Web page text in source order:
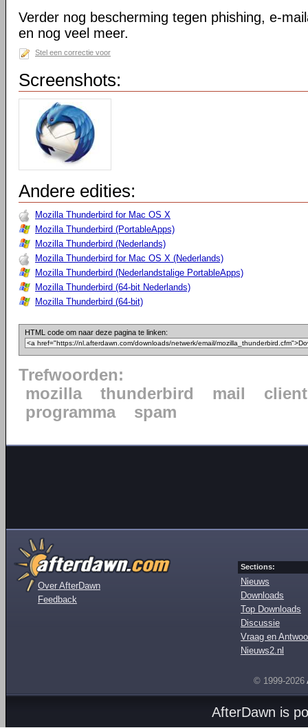
Verder nog bescherming tegen phishing, e-
en nog veel meer.
Stel een correctie voor
Screenshots:
Andere edities:
Mozilla Thunderbird for Mac OS X
Mozilla Thunderbird (PortableApps)
Mozilla Thunderbird (Nederlands)
Mozilla Thunderbird for Mac OS X (Nederlands)
Mozilla Thunderbird (Nederlandstalige PortableApps)
Mozilla Thunderbird (64-bit Nederlands)
Mozilla Thunderbird (64-bit)
HTML code om naar deze pagina te linken:
Trefwoorden:
mozilla
thunderbird mail
client
programma
spam
Over AfterDawn
Feedback
Sections:
Nieuws
Downloads
Top Downloads
Discussie
Vraag en
Nieuws2.nl
© 1999-2026
AfterDawn is